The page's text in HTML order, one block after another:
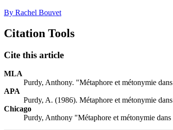
By Rachel Bouvet
Citation Tools
Cite this article
MLA
Purdy, Anthony. "Métaphore et métonymie dans
APA
Purdy, A. (1986). Métaphore et métonymie dans
Chicago
Purdy, Anthony "Métaphore et métonymie dans